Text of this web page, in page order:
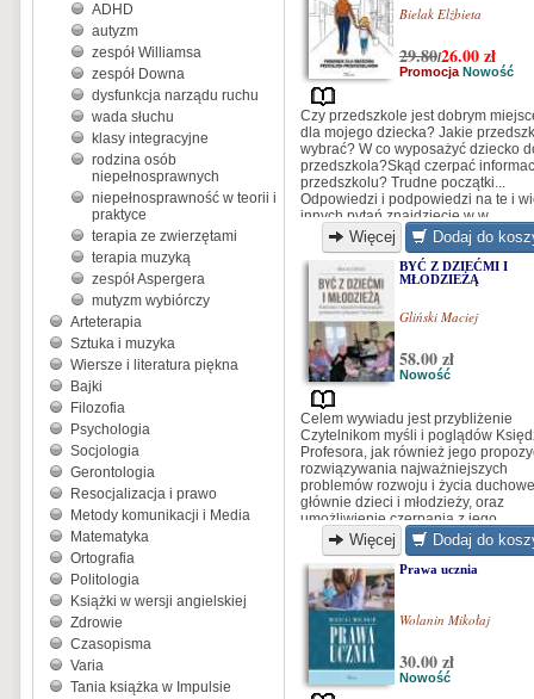
ADHD
autyzm
zespół Williamsa
zespół Downa
dysfunkcja narządu ruchu
wada słuchu
klasy integracyjne
rodzina osób
niepełnosprawnych
niepełnosprawność w teorii i
praktyce
terapia ze zwierzętami
terapia muzyką
zespół Aspergera
mutyzm wybiórczy
Arteterapia
Sztuka i muzyka
Wiersze i literatura piękna
Bajki
Filozofia
Psychologia
Socjologia
Gerontologia
Resocjalizacja i prawo
Metody komunikacji i Media
Matematyka
Ortografia
Politologia
Książki w wersji angielskiej
Zdrowie
Czasopisma
Varia
Tania książka w Impulsie
Bielak Elżbieta
29.80/26.00zł
Promocja Nowość
Czy przedszkole jest dobrym
dla mojego dziecka? Jakie
wybrać? W co wyposażyć dziecko
przedszkola?Skąd czerpać
przedszkolu? Trudne początki...
Odpowiedzi i podpowiedzi na te i
innych pytań znajdziecie w w
wyjątkowej publikacji Elżbiety
Więcej Dodaj do
BYĆ Z DZIEĆMI I
MŁODZIEŻĄ
Gliński Maciej
58.00 zł
Nowość
Celem wywiadu jest przybliżenie
Czytelnikom myśli i poglądów
Profesora, jak również jego
rozwiązywania najważniejszych
problemów rozwoju i życia
głównie dzieci i młodzieży, oraz
umożliwienie czerpania z jego
doświadczeń i olbrzymiego
Dla rodziców, nauczycieli i
wychowawców może to stanowić
zachętę i inspirację do dialogu z
młodymi oraz pogłębiania swej
Więcej Dodaj do
Prawa ucznia
Wolanin Mikołaj
30.00 zł
Nowość